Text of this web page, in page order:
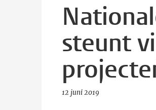
steunt
12 juni 2019